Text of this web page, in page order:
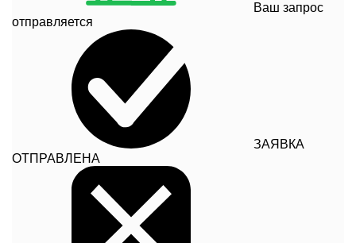
Ваш запрос
отправляется
ЗАЯВКА
ОТПРАВЛЕНА